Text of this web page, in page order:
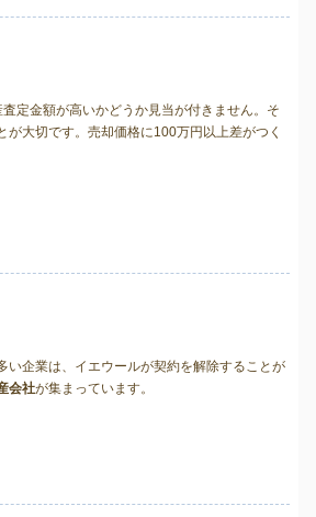
定金額が高いかどうか見当が付きません。そ
が大切です。売却価格に100万円以上差がつく
い企業は、イエウールが契約を解除することが
会社が集まっています。